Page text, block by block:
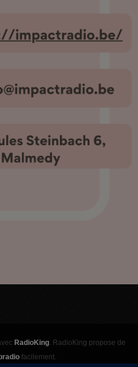
RadioKing. RadioKing propose de
facilement.